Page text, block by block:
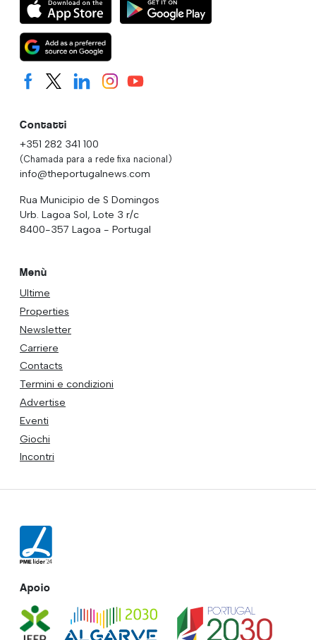
Contatti
+351 282 341 100
(Chamada para a rede fixa nacional)
info@theportugalnews.com
Rua Municipio de S Domingos
Urb. Lagoa Sol, Lote 3 r/c
8400-357 Lagoa - Portugal
Menù
Ultime
Properties
Newsletter
Carriere
Contacts
Termini e condizioni
Advertise
Eventi
Giochi
Incontri
Apoio